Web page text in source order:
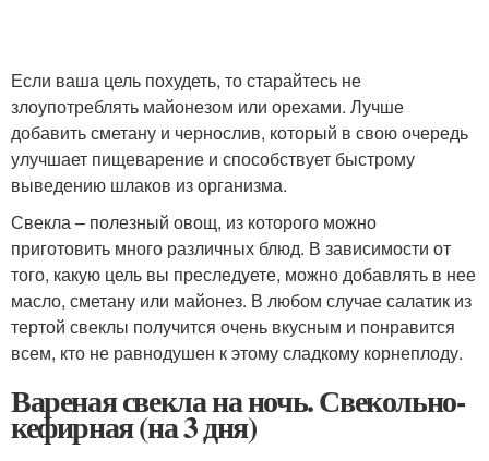
Если ваша цель похудеть, то старайтесь не
злоупотреблять майонезом или орехами. Лучше
добавить сметану и чернослив, который в свою очередь
улучшает пищеварение и способствует быстрому
выведению шлаков из организма.
Свекла – полезный овощ, из которого можно
приготовить много различных блюд. В зависимости от
того, какую цель вы преследуете, можно добавлять в нее
масло, сметану или майонез. В любом случае салатик из
тертой свеклы получится очень вкусным и понравится
всем, кто не равнодушен к этому сладкому корнеплоду.
Вареная свекла на ночь. Свекольно-
кефирная (на 3 дня)